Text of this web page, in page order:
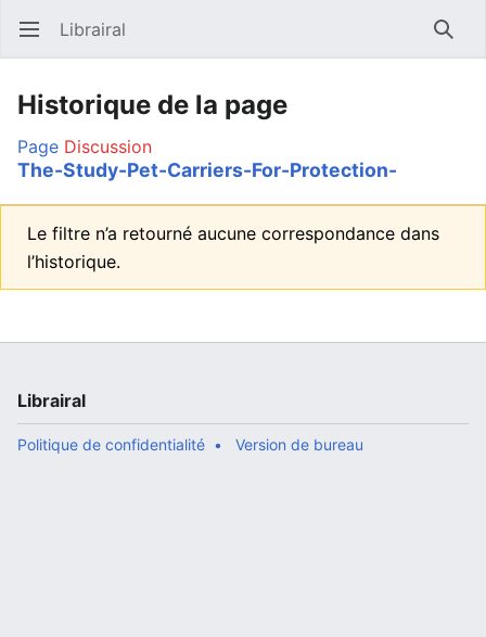
Ouvrir le menu principal Librairal
Historique de la page
Page Discussion
The-Study-Pet-Carriers-For-Protection-
Le filtre n’a retourné aucune correspondance dans
l’historique.
Librairal
Politique de confidentialité Version de bureau